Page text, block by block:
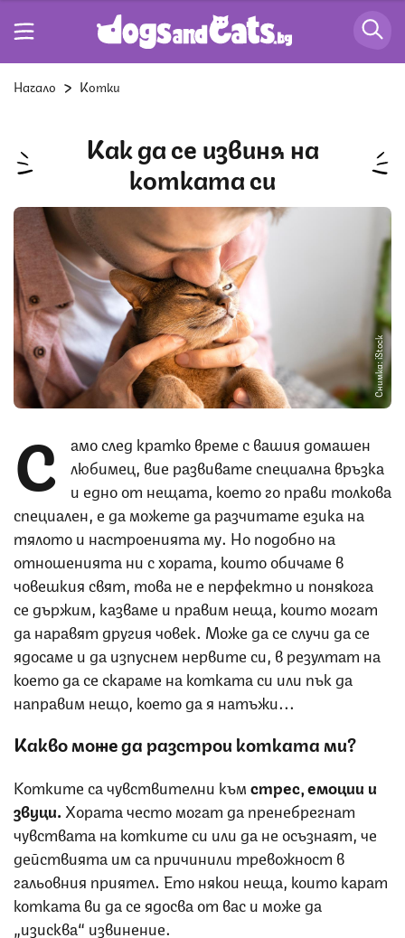
Начало Котки
Как да се извиня на
котката си
Снимка: iStock
С
амо след кратко време с вашия домашен
любимец, вие развивате специална връзка
и едно от нещата, което го прави толкова
специален, е да можете да разчитате езика на
тялото и настроенията му. Но подобно на
отношенията ни с хората, които обичаме в
човешкия свят, това не е перфектно и понякога
се държим, казваме и правим неща, които могат
да наравят другия човек. Може да се случи да се
ядосаме и да изпуснем нервите си, в резултат на
което да се скараме на котката си или пък да
направим нещо, което да я натъжи...
Какво може да разстрои котката ми?
Котките са чувствителни къмстрес, емоции и
звуци. Хората често могат да пренебрегнат
чувствата на котките си или да не осъзнаят, че
действията им са причинили тревожност в
гальовния приятел. Ето някои неща, които карат
котката ви да се ядосва от вас и може да
„изисква“ извинение.